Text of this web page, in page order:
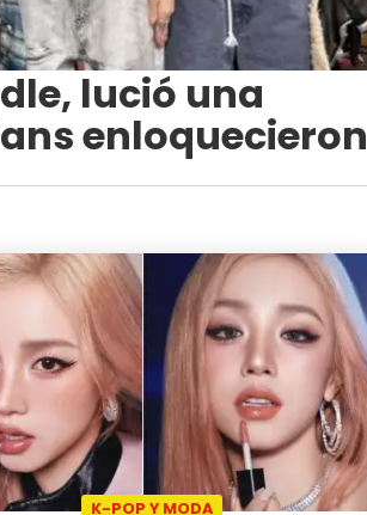
lució una
enloquecieron
K-POP Y MODA